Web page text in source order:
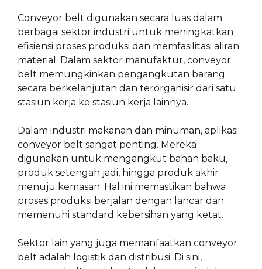
Conveyor belt digunakan secara luas dalam
berbagai sektor industri untuk meningkatkan
efisiensi proses produksi dan memfasilitasi aliran
material. Dalam sektor manufaktur, conveyor
belt memungkinkan pengangkutan barang
secara berkelanjutan dan terorganisir dari satu
stasiun kerja ke stasiun kerja lainnya.
Dalam industri makanan dan minuman, aplikasi
conveyor belt sangat penting. Mereka
digunakan untuk mengangkut bahan baku,
produk setengah jadi, hingga produk akhir
menuju kemasan. Hal ini memastikan bahwa
proses produksi berjalan dengan lancar dan
memenuhi standard kebersihan yang ketat.
Sektor lain yang juga memanfaatkan conveyor
belt adalah logistik dan distribusi. Di sini,